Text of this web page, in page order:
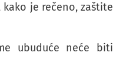
kako je rečeno, zaštite
ubuduće neće biti